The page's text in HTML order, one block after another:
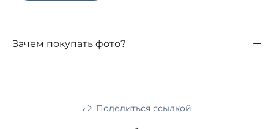
Зачем покупать фото?
Поделиться ссылкой